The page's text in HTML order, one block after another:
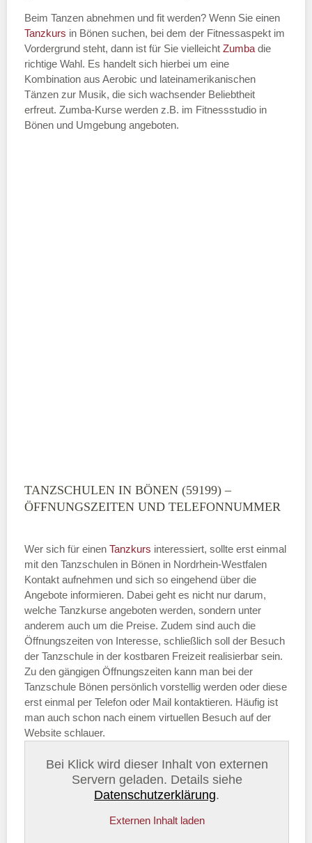
Beim Tanzen abnehmen und fit werden? Wenn Sie einen
Tanzkurs in Bönen suchen, bei dem der Fitnessaspekt im
Vordergrund steht, dann ist für Sie vielleicht Zumba die
richtige Wahl. Es handelt sich hierbei um eine
Kombination aus Aerobic und lateinamerikanischen
Tänzen zur Musik, die sich wachsender Beliebtheit
erfreut. Zumba-Kurse werden z.B. im Fitnessstudio in
Bönen und Umgebung angeboten.
TANZSCHULEN IN BÖNEN (59199) –
ÖFFNUNGSZEITEN UND TELEFONNUMMER
Wer sich für einen Tanzkurs interessiert, sollte erst einmal
mit den Tanzschulen in Bönen in Nordrhein-Westfalen
Kontakt aufnehmen und sich so eingehend über die
Angebote informieren. Dabei geht es nicht nur darum,
welche Tanzkurse angeboten werden, sondern unter
anderem auch um die Preise. Zudem sind auch die
Öffnungszeiten von Interesse, schließlich soll der Besuch
der Tanzschule in der kostbaren Freizeit realisierbar sein.
Zu den gängigen Öffnungszeiten kann man bei der
Tanzschule Bönen persönlich vorstellig werden oder diese
erst einmal per Telefon oder Mail kontaktieren. Häufig ist
man auch schon nach einem virtuellen Besuch auf der
Website schlauer.
Bei Klick wird dieser Inhalt von externen
Servern geladen. Details siehe
Datenschutzerklärung.
Externen Inhalt laden